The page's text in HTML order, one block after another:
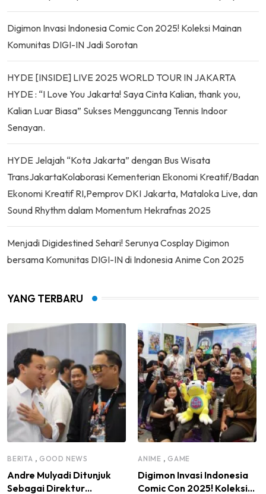
Digimon Invasi Indonesia Comic Con 2025! Koleksi Mainan
Komunitas DIGI-IN Jadi Sorotan
HYDE [INSIDE] LIVE 2025 WORLD TOUR IN JAKARTA
HYDE : “I Love You Jakarta! Saya Cinta Kalian, thank you,
Kalian Luar Biasa” Sukses Mengguncang Tennis Indoor
Senayan.
HYDE Jelajah “Kota Jakarta” dengan Bus Wisata
TransJakartaKolaborasi Kementerian Ekonomi Kreatif/Badan
Ekonomi Kreatif RI,Pemprov DKI Jakarta, Mataloka Live, dan
Sound Rhythm dalam Momentum Hekrafnas 2025
Menjadi Digidestined Sehari! Serunya Cosplay Digimon
bersama Komunitas DIGI-IN di Indonesia Anime Con 2025
YANG TERBARU
BERITA , GOOD NEWS
Andre Mulyadi Ditunjuk
Sebagai Direktur
ANIME , GAME
Digimon Invasi Indonesia
Comic Con 2025! Koleksi